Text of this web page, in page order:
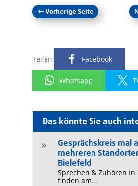
Das könnte Sie auch
9
Gesprächskreis mal
mehreren
Bielefeld
Sprechen & Zuhören In
finden am...
←Vorherige Seite
Teilen: Facebook
Whatsapp